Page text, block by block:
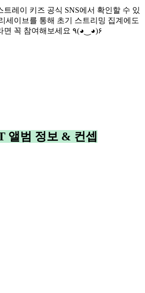
트레이 키즈 공식 SNS에서 확인할 수 있
세이브를 통해 초기 스트리밍 집계에도
도움이 되니 스테이라면 꼭 참여해보세요 ٩(◕‿◕)۶
앨범 정보 & 컨셉